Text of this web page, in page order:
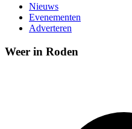
Nieuws
Evenementen
Adverteren
Weer in Roden